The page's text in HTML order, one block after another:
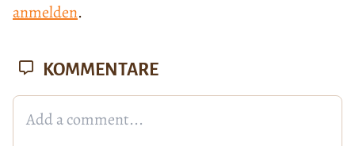
anmelden.
KOMMENTARE